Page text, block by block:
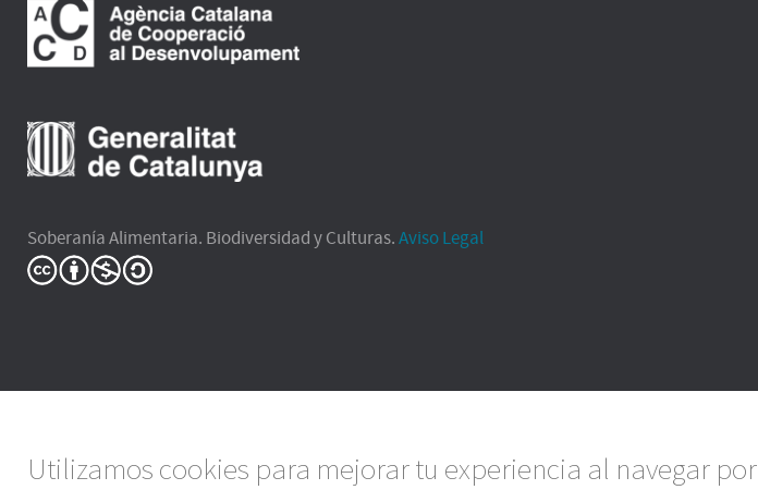
Soberanía Alimentaria. Biodiversidad y Culturas.Aviso Legal
Utilizamos cookies para mejorar tu experiencia al navegar